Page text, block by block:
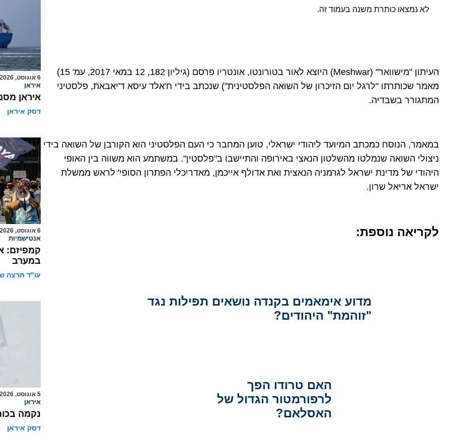
לא נמצאו כותרת משנה בעמוד זה.
העיתון "מישוואר" (Meshwar) היוצא לאור בטורונטו, אונטריו פרסם (גיליון 182, 12 במאי 2017, עמ' 15)
מאמר שכותרתו "לרגל יום הזיכרון של השואה הפלסטינית") שנכתב בידי ח'אלד עיסא ד'יאבאת, פלסטיני
המתגורר בשבדיה.
במאמר, הנוסח כמכתב המיועד ליהודי ישראלי, טוען המחבר כי העם הפלסטיני הוא הקורבן של השואה בידי
ניצולי השואה שנמלטו מהשלטון הנאצי באירופה והתיישבו ב"פלסטין". במשתמע הוא משווה בין האופי
היהודי של מדינת ישראל לגרמניה הנאצית ואת אדולף אייכמן, מאדריכלי הפתרון הסופי' לראש ממשלת
ישראל אריאל שרון.
לקריאה נוספת:
מדוע אימאמים בקנדה נושאים תפילות נגד
"זוהמת" היהודים?
האם טרודו הפך
לרפורמטור הגדול של
האסלאם?
6 אוגוסט, 2026
איראן
איראן
דסק איראן
6 אוגוסט, 2026
אנטישמיות
קמפיזם:
במערב
עו"ד תרצה
5 אוגוסט, 2026
איראן
נקמה
דסק איראן